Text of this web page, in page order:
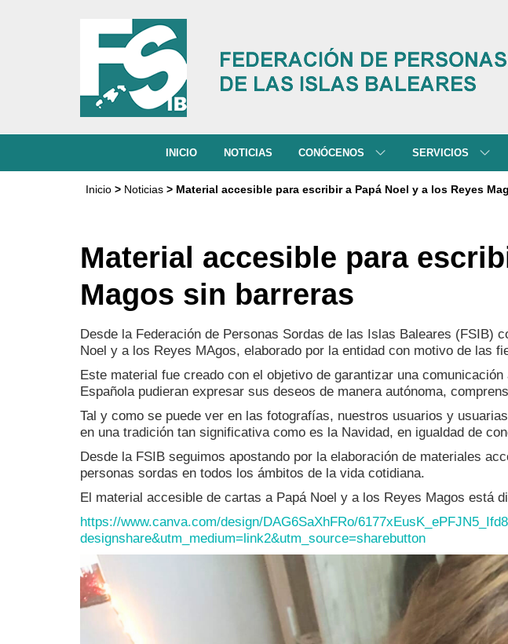
INICIO NOTICIAS CONÓCENOS
ACTIVIDADES
DOCUMENTACIÓN
SERVICIOS
SERVICIO DE
Inicio> Noticias> Material accesible para escribir a Papá Noel y a los Reyes
Material accesible para
Magos sin barreras
Desde la Federación de Personas Sordas de las Islas Baleares (FSIB)
Noel y a los Reyes MAgos, elaborado por la entidad con motivo de las
Este material fue creado con el objetivo de garantizar una
Española pudieran expresar sus deseos de manera autónoma,
Tal y como se puede ver en las fotografías, nuestros usuarios y
en una tradición tan significativa como es la Navidad, en igualdad de
Desde la FSIB seguimos apostando por la elaboración de materiales
personas sordas en todos los ámbitos de la vida cotidiana.
El material accesible de cartas a Papá Noel y a los Reyes Magos está
https://www.canva.com/design/DAG6SaXhFRo/6177xEusK_ePFJN5_
designshare&utm_medium=link2&utm_source=sharebutton